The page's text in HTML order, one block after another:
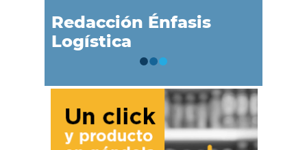
Redacción Énfasis
Logística